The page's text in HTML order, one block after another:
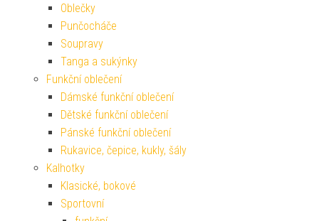
Oblečky
Punčocháče
Soupravy
Tanga a sukýnky
Funkční oblečení
Dámské funkční oblečení
Dětské funkční oblečení
Pánské funkční oblečení
Rukavice, čepice, kukly, šály
Kalhotky
Klasické, bokové
Sportovní